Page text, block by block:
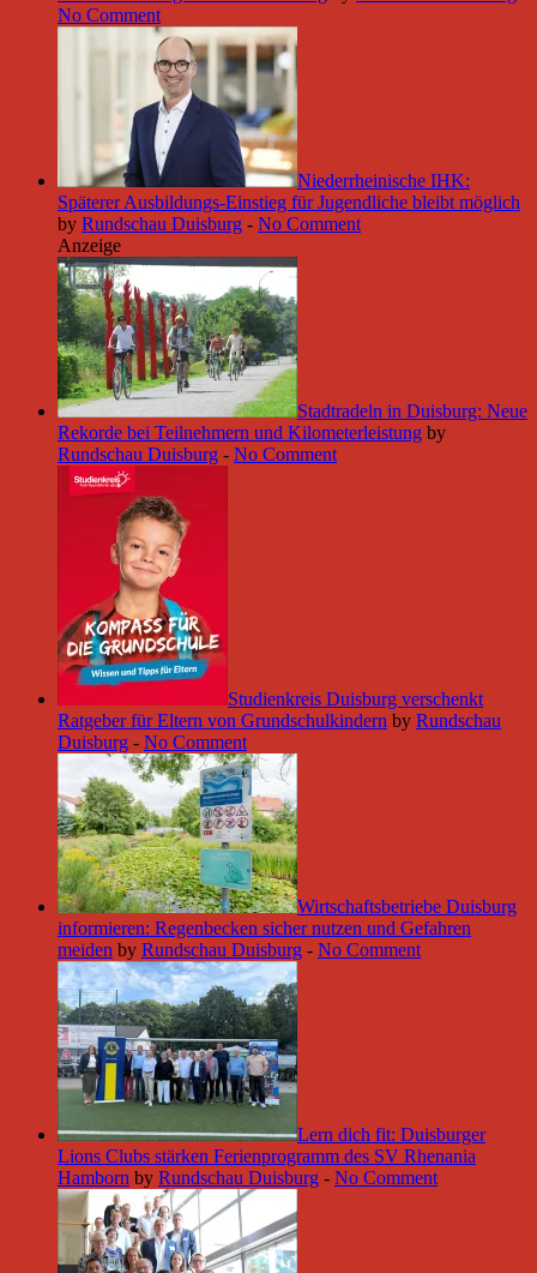
No Comment
Niederrheinische IHK:
Späterer Ausbildungs-Einstieg für Jugendliche bleibt möglich
by Rundschau Duisburg - No Comment
Anzeige
Stadtradeln in Duisburg: Neue
Rekorde bei Teilnehmern und Kilometerleistung by
Rundschau Duisburg - No Comment
Studienkreis Duisburg verschenkt
Ratgeber für Eltern von Grundschulkindern by Rundschau
Duisburg - No Comment
Wirtschaftsbetriebe Duisburg
informieren: Regenbecken sicher nutzen und Gefahren
meiden by Rundschau Duisburg - No Comment
Lern dich fit: Duisburger
Lions Clubs stärken Ferienprogramm des SV Rhenania
Hamborn by Rundschau Duisburg - No Comment